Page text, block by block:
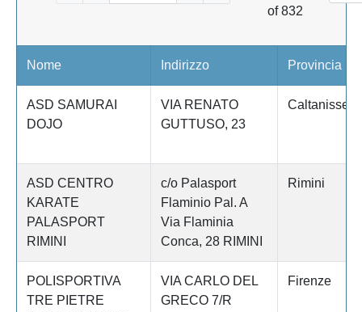
of 832
Nome Indirizzo Provincia
ASD SAMURAI
DOJO
VIA RENATO
GUTTUSO, 23
Caltanissetta
ASD CENTRO
KARATE
PALASPORT
RIMINI
c/o Palasport
Flaminio Pal. A
Via Flaminia
Conca, 28 RIMINI
Rimini
POLISPORTIVA
TRE PIETRE
VIA CARLO DEL
GRECO 7/R
Firenze